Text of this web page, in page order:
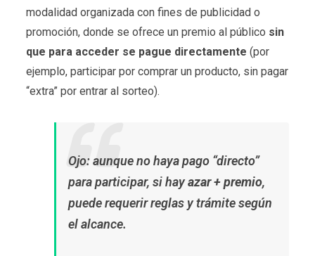
modalidad organizada con fines de publicidad o
promoción, donde se ofrece un premio al público sin
que para acceder se pague directamente (por
ejemplo, participar por comprar un producto, sin pagar
“extra” por entrar al sorteo).
Ojo: aunque no haya pago “directo”
para participar, si hayazar + premio,
puede requerir reglas y trámite según
el alcance.